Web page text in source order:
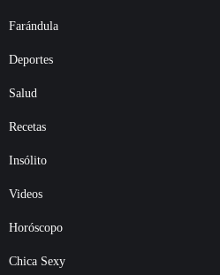
Farándula
Deportes
Salud
Recetas
Insólito
Videos
Horóscopo
Chica Sexy